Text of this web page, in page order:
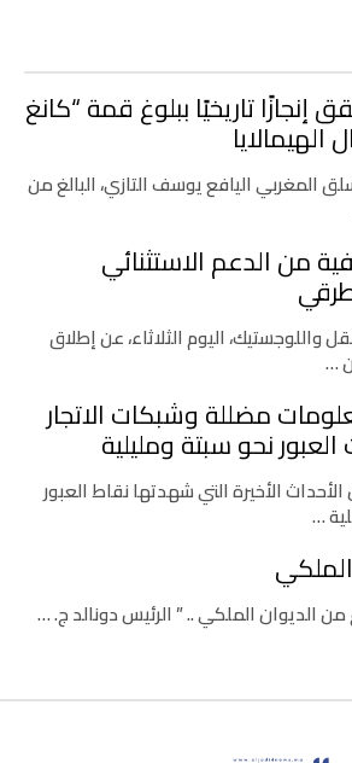
تاريخيًا ببلوغ قمة “كانغ
المغربي اليافع يوسف التازي، البالغ من
من الدعم الاستثنائي
واللوجستيك، اليوم الثلاثاء، عن إطلاق
…
مضللة وشبكات الاتجار
العبور نحو سبتة ومليلية
الأخيرة التي شهدتها نقاط العبور
…
من الديوان الملكي .. ” الرئيس دونالد ج. …